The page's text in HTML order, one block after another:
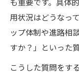
も重要です。具体
用状況はどうなっ
ップ体制や進路相
すか？」といった
こうした質問をす